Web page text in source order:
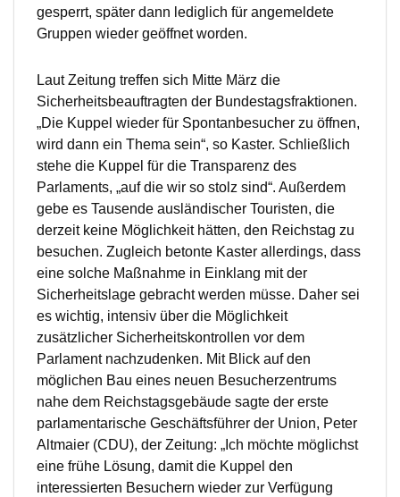
gesperrt, später dann lediglich für angemeldete
Gruppen wieder geöffnet worden.
Laut Zeitung treffen sich Mitte März die
Sicherheitsbeauftragten der Bundestagsfraktionen.
„Die Kuppel wieder für Spontanbesucher zu öffnen,
wird dann ein Thema sein“, so Kaster. Schließlich
stehe die Kuppel für die Transparenz des
Parlaments, „auf die wir so stolz sind“. Außerdem
gebe es Tausende ausländischer Touristen, die
derzeit keine Möglichkeit hätten, den Reichstag zu
besuchen. Zugleich betonte Kaster allerdings, dass
eine solche Maßnahme in Einklang mit der
Sicherheitslage gebracht werden müsse. Daher sei
es wichtig, intensiv über die Möglichkeit
zusätzlicher Sicherheitskontrollen vor dem
Parlament nachzudenken. Mit Blick auf den
möglichen Bau eines neuen Besucherzentrums
nahe dem Reichstagsgebäude sagte der erste
parlamentarische Geschäftsführer der Union, Peter
Altmaier (CDU), der Zeitung: „Ich möchte möglichst
eine frühe Lösung, damit die Kuppel den
interessierten Besuchern wieder zur Verfügung